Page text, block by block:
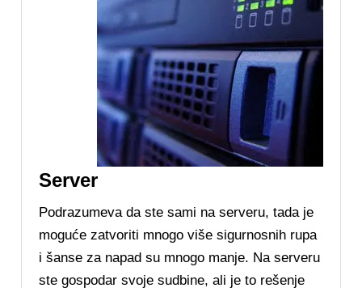
Server
Podrazumeva da ste sami na serveru, tada je
moguće zatvoriti mnogo više sigurnosnih rupa
i šanse za napad su mnogo manje. Na serveru
ste gospodar svoje sudbine, ali je to rešenje